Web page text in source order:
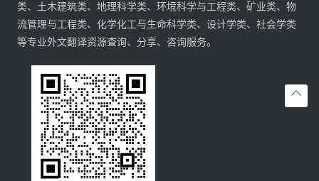

类、土木建筑类、地理科学类、环境科学与工程类、矿业类、物
流管理与工程类、化学化工与生命科学类、设计学类、社会学类
等专业外文翻译资源查询、分享、咨询服务。